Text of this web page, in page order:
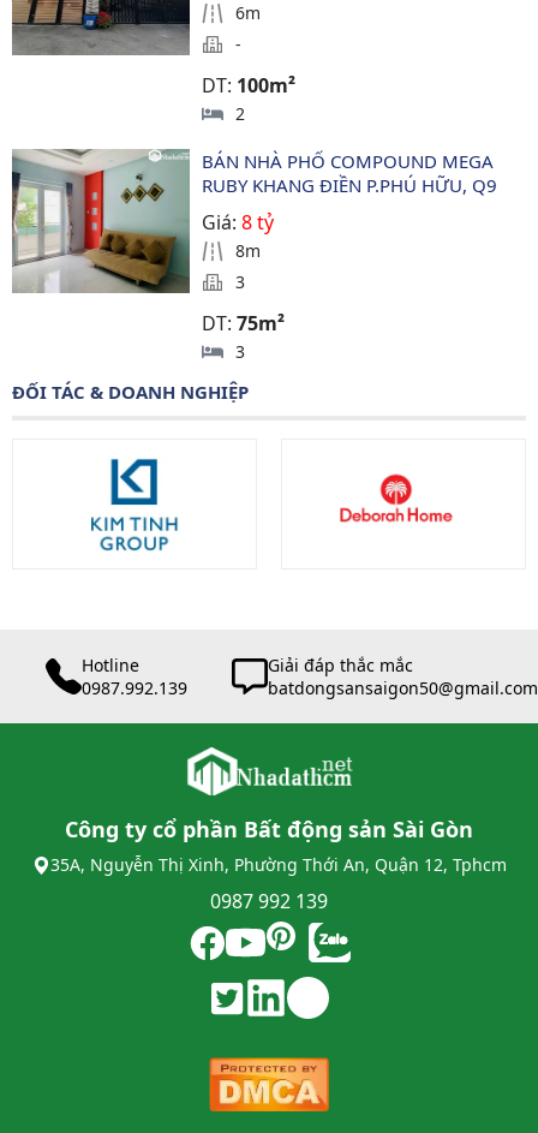
6m
-
DT: 100m²
2
BÁN NHÀ PHỐ COMPOUND MEGA
RUBY KHANG ĐIỀN P.PHÚ HỮU, Q9
Giá:8 tỷ
8m
3
DT:75m²
3
ĐỐI TÁC & DOANH NGHIỆP
Hotline
0987.992.139
Giải đáp thắc mắc
batdongsansaigon50@gmail.com
Công ty cổ phần Bất động sản Sài Gòn
35A, Nguyễn Thị Xinh, Phường Thới An, Quận 12, Tphcm
0987 992 139